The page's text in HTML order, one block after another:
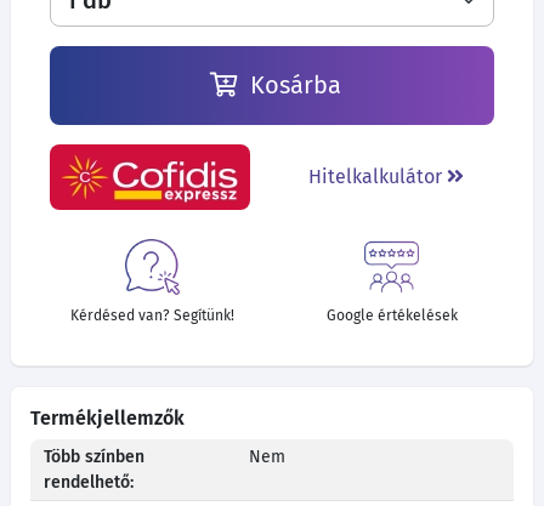
Kosárba
Hitelkalkulátor
Kérdésed van? Segítünk! Google értékelések
Termékjellemzők
Több színben
rendelhető:
Nem